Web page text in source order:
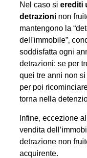
Nel caso si erediti
detrazioni non
mantengono la
dell'immobile”,
soddisfatta ogni
detrazioni: se per
quei tre anni non
per poi
torna nella
Infine, eccezione
vendita
detrazione non
acquirente.